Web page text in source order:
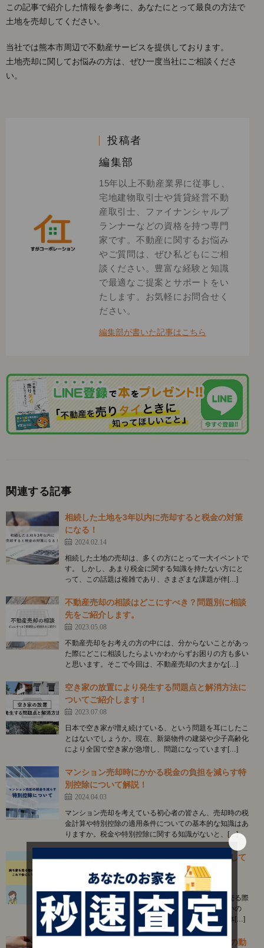
この記事で紹介した情報を参考に、あなたにとって最良の方法で
土地を売却してください。
当社では熊本市周辺で不動産サービスを提供しております。
土地売却に関してお悩みの方は、ぜひ一度当社にご相談くださ
い。
投稿者
編集部
15年以上不動産業界に従事し、
宅地建物取引士や賃貸経営不動
産取引士、ファイナンシャルプ
ランナーなどの資格を持つ専門
家です。不動産に関するお悩み
やご質問は、ぜひ私どもにご相
談ください。豊富な経験と知識
で最適なご提案とサポートをい
たします。お気軽にお問合せく
ださい。
編集部が書いた記事はこちら
関連する記事
相続した土地を3年以内に売却すると税金の対策
になる！
2024.02.14
相続した土地の売却は、多くの方にとって一大イベントで
す。 しかし、あまり税金に関する知識を持たない方にと
って、この話題は複雑であり、さまざまな課題が伴[…]
不動産売却の相談はどこにすべき？問題別に相談
先をご紹介します。
2023.05.08
不動産売却をお考えの方の中には、分からないことがあっ
た際にどこに相談したらよいかわからずお困りの方も多い
と思います。そこで今回は、不動産売却の大まかな[…]
空き家の放置により発生する問題点と解消方法に
ついてご紹介します！
2023.07.08
日本で空き家が増え続けている、という問題を耳にしたこ
とはないでしょうか。現在、新築物件の建築や少子高齢化
により全国で空き家が急増し、問題になっています[…]
マンション売却時にかかる税金の負担を減らす特
別控除について解説！
2024.04.03
マンション売却を考えている初心者の皆さん、売却時の税
金計算や特別控除の適用条件についての基本的な知識はあ
りますか。税金や特別控除に関する知識がないと、[…]
持ち家を売る際の注意点を解説！これで安心して
2024.01.14
不動産売却に慣れていない方々にとって、持ち家を売る際
の手続きは未知の領域です。何から手をつければ良いの
か、どのようなステップを踏むべきなのか、その具体[…]
アパート売却のタイミングと戦略とは？市場の動